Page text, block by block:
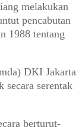
melakukan
pencabutan
1988 tentang
DKI Jakarta
secara serentak
berturut-